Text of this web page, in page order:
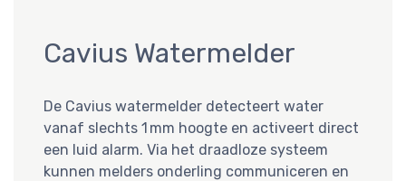
Cavius Watermelder
De Cavius watermelder detecteert water
vanaf slechts 1 mm hoogte en activeert direct
een luid alarm. Via het draadloze systeem
kunnen melders onderling communiceren en